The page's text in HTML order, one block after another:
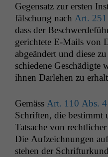
Gegen­satz zur ersten
fälschung nach Art.
dass der
gerichtete E‑Mails von
abgeän­dert und diese
schiedene Geschädigte
ihnen Dar­lehen zu
Gemäss Art. 110 Abs.
Schriften, die bes­timmt
Tat­sache von
Die Aufze­ich­nun­gen
ste­hen der